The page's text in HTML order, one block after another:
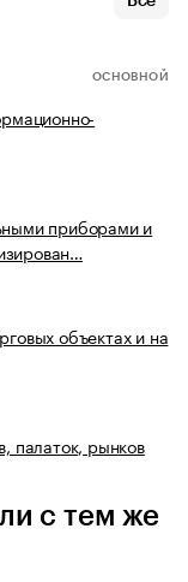
ОСНОВНОЙ
приборами и
объектах и на
палаток, рынков
с тем же